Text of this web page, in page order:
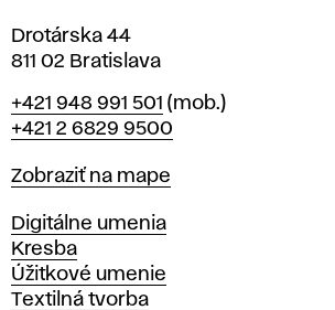
Drotárska 44
811 02 Bratislava
Telefón
+421 948 991 501 (mob.)
+421 2 6829 9500
Mapa
Zobraziť na mape
Katedry
Digitálne umenia
Kresba
Úžitkové umenie
Textilná tvorba